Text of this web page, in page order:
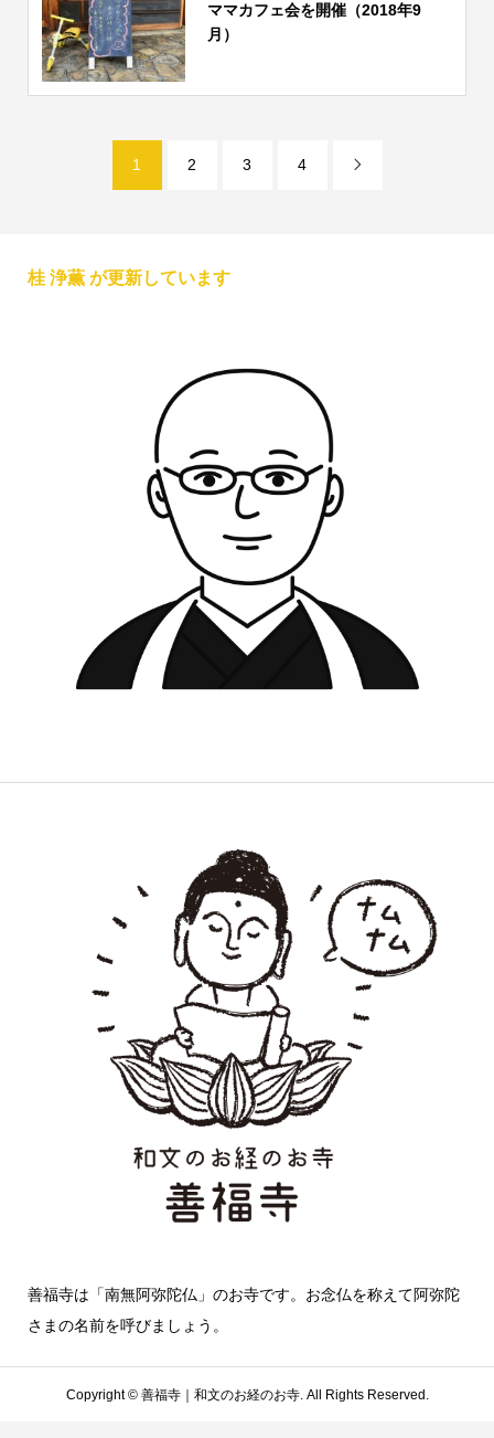
ママカフェ会を開催（2018年9
月）
1 2 3 4 
桂 浄薫 が更新しています
善福寺は「南無阿弥陀仏」のお寺です。お念仏を称えて阿弥陀
さまの名前を呼びましょう。
Copyright ©善福寺｜和文のお経のお寺. All Rights Reserved.